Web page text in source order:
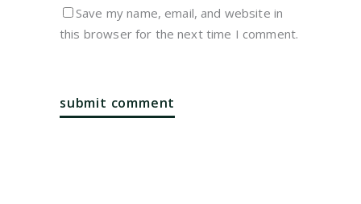
Save my name, email, and website in
this browser for the next time I comment.